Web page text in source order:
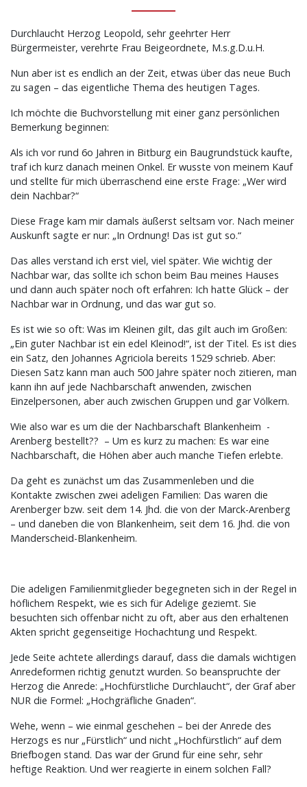
Durchlaucht Herzog Leopold, sehr geehrter Herr
Bürgermeister, verehrte Frau Beigeordnete, M.s.g.D.u.H.
Nun aber ist es endlich an der Zeit, etwas über das neue Buch
zu sagen – das eigentliche Thema des heutigen Tages.
Ich möchte die Buchvorstellung mit einer ganz persönlichen
Bemerkung beginnen:
Als ich vor rund 6o Jahren in Bitburg ein Baugrundstück kaufte,
traf ich kurz danach meinen Onkel. Er wusste von meinem Kauf
und stellte für mich überraschend eine erste Frage: „Wer wird
dein Nachbar?“
Diese Frage kam mir damals äußerst seltsam vor. Nach meiner
Auskunft sagte er nur: „In Ordnung! Das ist gut so.“
Das alles verstand ich erst viel, viel später. Wie wichtig der
Nachbar war, das sollte ich schon beim Bau meines Hauses
und dann auch später noch oft erfahren: Ich hatte Glück – der
Nachbar war in Ordnung, und das war gut so.
Es ist wie so oft: Was im Kleinen gilt, das gilt auch im Großen:
„Ein guter Nachbar ist ein edel Kleinod!“, ist der Titel. Es ist dies
ein Satz, den Johannes Agriciola bereits 1529 schrieb. Aber:
Diesen Satz kann man auch 500 Jahre später noch zitieren, man
kann ihn auf jede Nachbarschaft anwenden, zwischen
Einzelpersonen, aber auch zwischen Gruppen und gar Völkern.
Wie also war es um die der Nachbarschaft Blankenheim -
Arenberg bestellt?? – Um es kurz zu machen: Es war eine
Nachbarschaft, die Höhen aber auch manche Tiefen erlebte.
Da geht es zunächst um das Zusammenleben und die
Kontakte zwischen zwei adeligen Familien: Das waren die
Arenberger bzw. seit dem 14. Jhd. die von der Marck-Arenberg
– und daneben die von Blankenheim, seit dem 16. Jhd. die von
Manderscheid-Blankenheim.
Die adeligen Familienmitglieder begegneten sich in der Regel in
höflichem Respekt, wie es sich für Adelige geziemt. Sie
besuchten sich offenbar nicht zu oft, aber aus den erhaltenen
Akten spricht gegenseitige Hochachtung und Respekt.
Jede Seite achtete allerdings darauf, dass die damals wichtigen
Anredeformen richtig genutzt wurden. So beanspruchte der
Herzog die Anrede: „Hochfürstliche Durchlaucht“, der Graf aber
NUR die Formel: „Hochgräfliche Gnaden“.
Wehe, wenn – wie einmal geschehen – bei der Anrede des
Herzogs es nur „Fürstlich“ und nicht „Hochfürstlich“ auf dem
Briefbogen stand. Das war der Grund für eine sehr, sehr
heftige Reaktion. Und wer reagierte in einem solchen Fall?